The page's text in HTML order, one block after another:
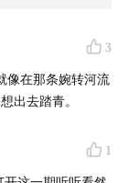
拉赫
丨灵
音乐 Celtic丨
3
像在那条婉转河流
出去踏青。
1